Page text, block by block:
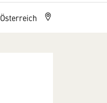
Österreich